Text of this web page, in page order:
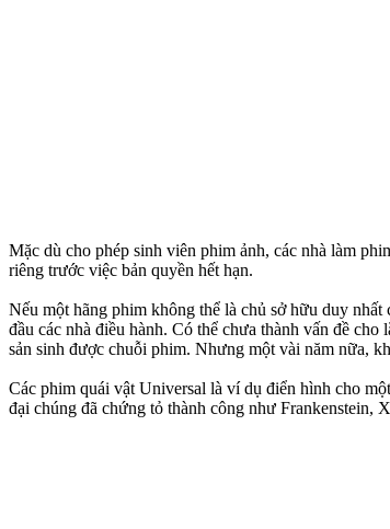
Mặc dù cho phép sinh viên phim ảnh, các nhà làm
riêng trước việc bản quyền hết hạn.
Nếu một hãng phim không thể là chủ sở hữu duy
đầu các nhà điều hành. Có thể chưa thành vấn đề
sản sinh được chuỗi phim. Nhưng một vài năm nữa,
Các phim quái vật Universal là ví dụ điển hình cho
đại chúng đã chứng tỏ thành công như Frankenstein,